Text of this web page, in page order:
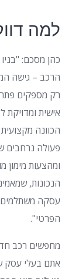
למה
כהן מסכם:
הרכב – גישה
רק מספקים
אישית ומדויקת
הכוונה
פעולה נרחבים
ומהצעות מימון
הנכונות,
עסקה משתלמים
הפרטי".
מחפשים רכב
אתם בעלי עסק